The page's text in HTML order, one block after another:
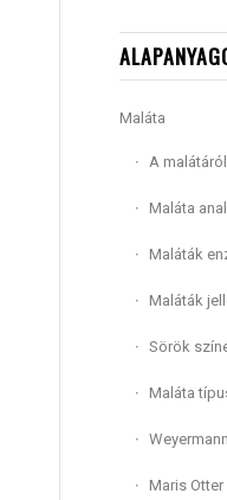
Maláta
A
Maláta
Maláták
Maláták
Sörök
Maláta
Maris Otter